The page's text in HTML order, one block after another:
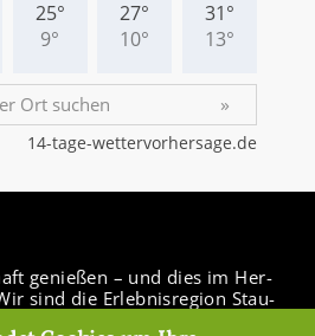
ge­nie­ßen – und dies im Her­
sind die Er­leb­nis­re­gi­on Stau­